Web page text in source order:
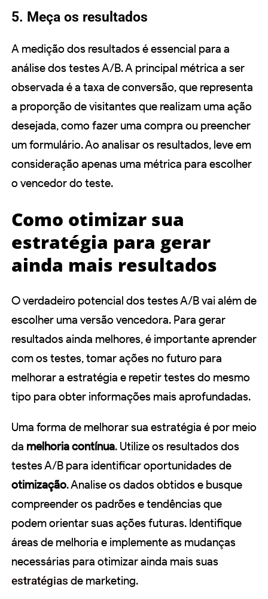
5. Meça os resultados
A medição dos resultados é essencial para a
análise dos testes A/B. A principal métrica a ser
observada é a taxa de conversão, que representa
a proporção de visitantes que realizam uma ação
desejada, como fazer uma compra ou preencher
um formulário. Ao analisar os resultados, leve em
consideração apenas uma métrica para escolher
o vencedor do teste.
Como otimizar sua
estratégia para gerar
ainda mais resultados
O verdadeiro potencial dos testes A/B vai além de
escolher uma versão vencedora. Para gerar
resultados ainda melhores, é importante aprender
com os testes, tomar ações no futuro para
melhorar a estratégia e repetir testes do mesmo
tipo para obter informações mais aprofundadas.
Uma forma de melhorar sua estratégia é por meio
da melhoria contínua. Utilize os resultados dos
testes A/B para identificar oportunidades de
otimização. Analise os dados obtidos e busque
compreender os padrões e tendências que
podem orientar suas ações futuras. Identifique
áreas de melhoria e implemente as mudanças
necessárias para otimizar ainda mais suas
estratégias de marketing.